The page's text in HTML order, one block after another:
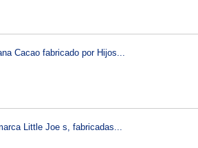
Cacao fabricado por Hijos...
Little Joe s, fabricadas...